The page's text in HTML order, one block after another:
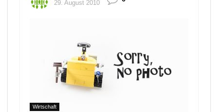
29. August 2010
Wirtschaft